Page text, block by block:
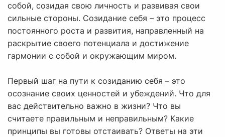
собой, созидая свою личность и развивая свои
сильные стороны. Созидание себя – это процесс
постоянного роста и развития, направленный на
раскрытие своего потенциала и достижение
гармонии с собой и окружающим миром.
Первый шаг на пути к созиданию себя – это
осознание своих ценностей и убеждений. Что для
вас действительно важно в жизни? Что вы
считаете правильным и неправильным? Какие
принципы вы готовы отстаивать? Ответы на эти